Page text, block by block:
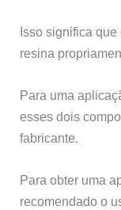
Isso significa que
resina
Para uma
esses dois
fabricante.
Para obter uma
recomendado o